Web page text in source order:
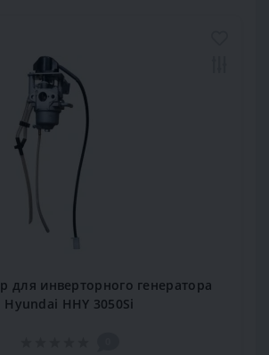
для инверторного генератора
Hyundai HHY 3050Si